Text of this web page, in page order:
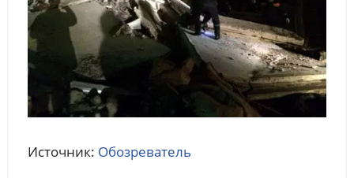
Источник: Обозреватель